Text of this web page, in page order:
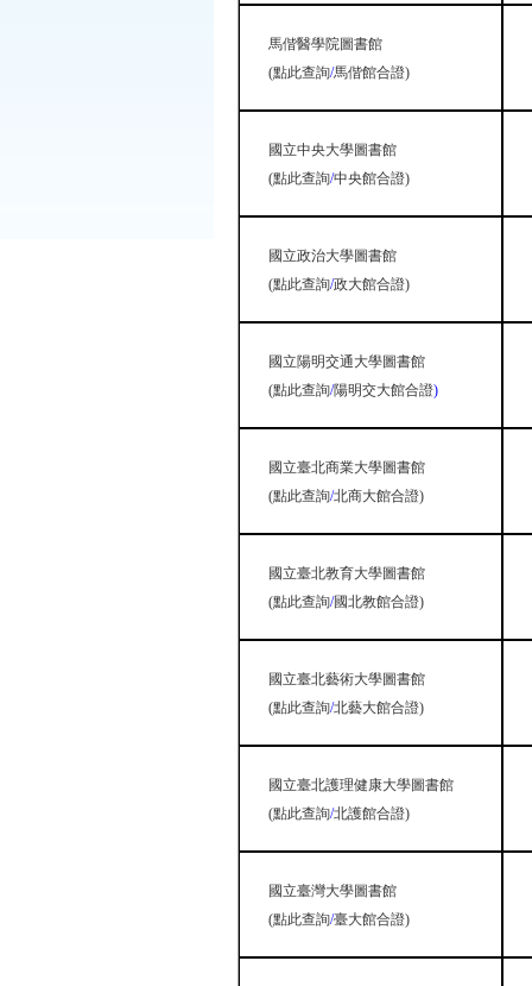
馬偕醫學院圖書館
(點此查詢/馬偕館合證)
國立中央大學圖書館
(點此查詢/中央館合證)
國立政治大學圖書館
(點此查詢/政大館合證)
國立陽明交通大學圖書館
(點此查詢/陽明交大館合證)
國立臺北商業大學圖書館
(點此查詢/北商大館合證)
國立臺北教育大學圖書館
(點此查詢/國北教館合證)
國立臺北藝術大學圖書館
(點此查詢/北藝大館合證)
國立臺北護理健康大學圖書館
(點此查詢/北護館合證)
國立臺灣大學圖書館
(點此查詢/臺大館合證)